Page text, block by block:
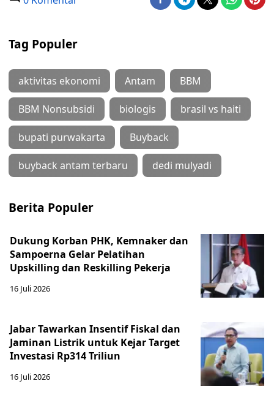
Tag Populer
aktivitas ekonomi Antam BBM
BBM Nonsubsidi biologis brasil vs haiti
bupati purwakarta Buyback
buyback antam terbaru dedi mulyadi
Berita Populer
Dukung Korban PHK, Kemnaker dan
Sampoerna Gelar Pelatihan
Upskilling dan Reskilling Pekerja
16 Juli 2026
Jabar Tawarkan Insentif Fiskal dan
Jaminan Listrik untuk Kejar Target
Investasi Rp314 Triliun
16 Juli 2026